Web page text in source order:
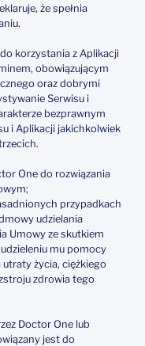
że spełnia
korzystania z Aplikacji
obowiązującym
oraz dobrymi
Serwisu i
bezprawnym
i Aplikacji jakichkolwiek
One do rozwiązania
przypadkach
udzielania
Umowy ze skutkiem
mu pomocy
życia, ciężkiego
zdrowia tego
Doctor One lub
jest do